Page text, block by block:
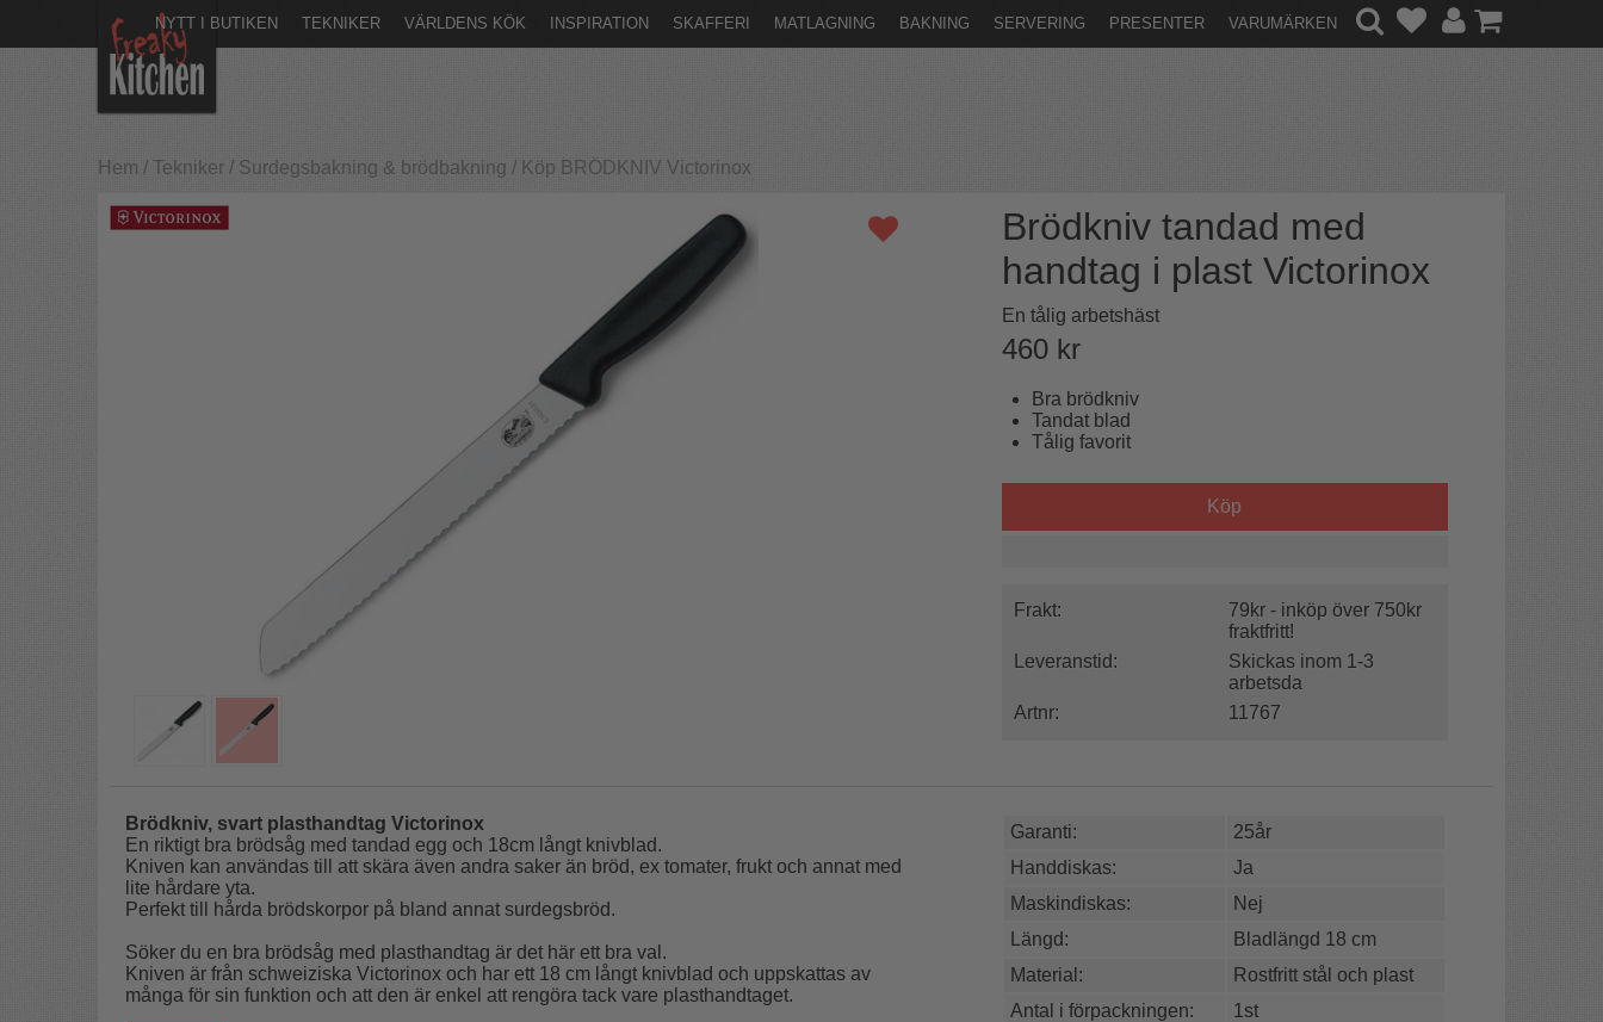
NYTT I BUTIKEN TEKNIKER VÄRLDENS KÖK INSPIRATION SKAFFERI MATLAGNING BAKNING SERVERING PRESENTER VARUMÄRKEN
Hem / Tekniker / Surdegsbakning & brödbakning / Köp BRÖDKNIV Victorinox
Brödkniv tandad med
handtag i plast Victorinox
En tålig arbetshäst
460kr
Bra brödkniv
Tandat blad
Tålig favorit
Köp
Frakt:
79kr - inköp över 750kr
fraktfritt!
Leveranstid:
Skickas inom 1-3
arbetsda
Artnr:
11767
Brödkniv, svart plasthandtag Victorinox
En riktigt bra brödsåg med tandad egg och 18cm långt knivblad.
Kniven kan användas till att skära även andra saker än bröd, ex tomater, frukt och annat med
lite hårdare yta.
Perfekt till hårda brödskorpor på bland annat surdegsbröd.
Söker du en bra brödsåg med plasthandtag är det här ett bra val.
Kniven är från schweiziska Victorinox och har ett 18 cm långt knivblad och uppskattas av
många för sin funktion och att den är enkel att rengöra tack vare plasthandtaget.
Garanti:
25år
Handdiskas:
Ja
Maskindiskas:
Nej
Längd:
Bladlängd 18 cm
Material:
Rostfritt stål och plast
Antal i förpackningen:
1st